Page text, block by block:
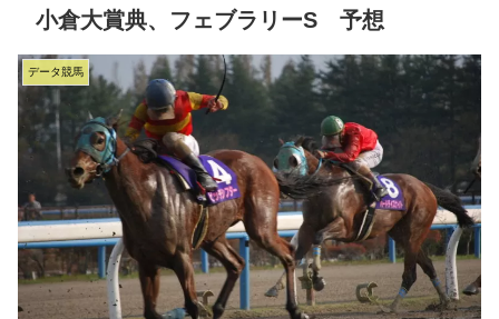
小倉大賞典、フェブラリーS 予想
データ競馬